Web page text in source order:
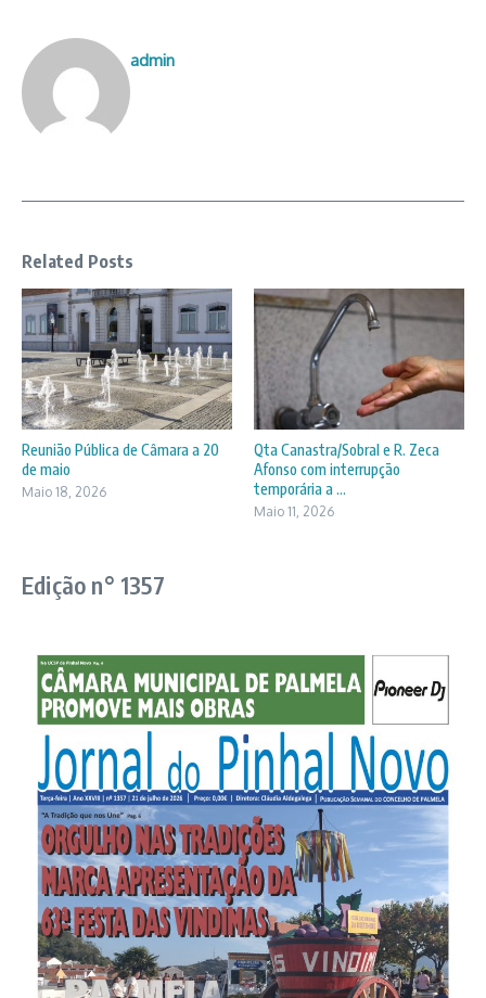
admin
Related Posts
Reunião Pública de Câmara a 20
de maio
Maio 18, 2026
Qta Canastra/Sobral e R. Zeca
Afonso com interrupção
temporária a ...
Maio 11, 2026
Edição n° 1357